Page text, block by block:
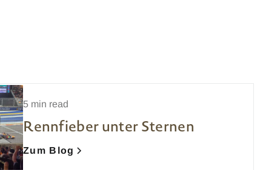
5 min read
Rennfieber unter Sternen
Zum Blog